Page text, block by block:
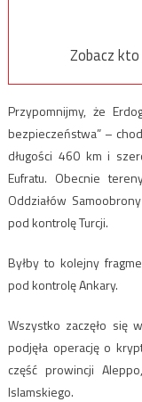
Zobacz
Przypomnijmy, że
bezpieczeństwa” –
długości 460 km i
Eufratu. Obecnie
Oddziałów
pod kontrolę Turcji.
Byłby to kolejny
pod kontrolę Ankary.
Wszystko zaczęło się
podjęła operację o
część prowincji
Islamskiego.